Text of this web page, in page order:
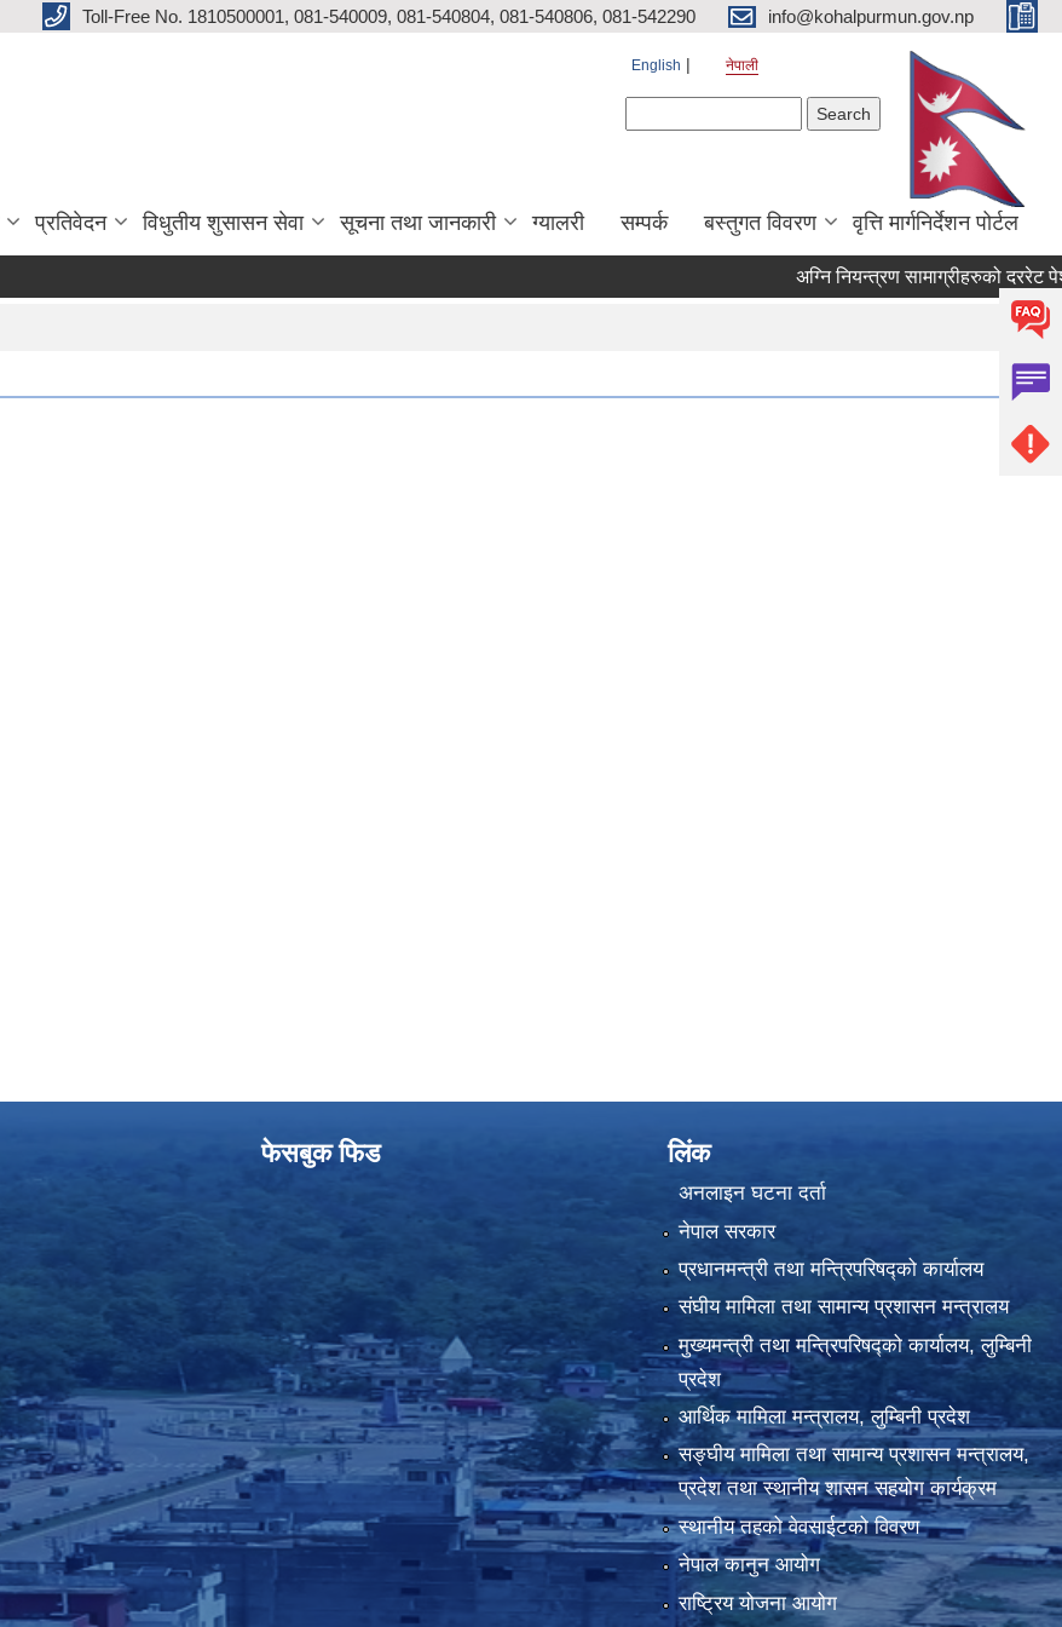
Toll-Free No. 1810500001, 081-540009, 081-540804, 081-540806, 081-542290 info@kohalpurmun.gov.np
English नेपाली
प्रतिवेदन विधुतीय शुसासन सेवा सूचना तथा जानकारी ग्यालरी सम्पर्क बस्तुगत विवरण वृत्ति मार्गनिर्देशन पोर्टल
फेसबुक फिड लिंक
अनलाइन घटना दर्ता
नेपाल सरकार
प्रधानमन्त्री तथा मन्त्रिपरिषद्को कार्यालय
संघीय मामिला तथा सामान्य प्रशासन मन्त्रालय
मुख्यमन्त्री तथा मन्त्रिपरिषद्को कार्यालय, लुम्बिनी
प्रदेश
आर्थिक मामिला मन्त्रालय, लुम्बिनी प्रदेश
सङ्घीय मामिला तथा सामान्य प्रशासन मन्त्रालय,
प्रदेश तथा स्थानीय शासन सहयोग कार्यक्रम
स्थानीय तहको वेवसाईटको विवरण
नेपाल कानुन आयोग
राष्ट्रिय योजना आयोग